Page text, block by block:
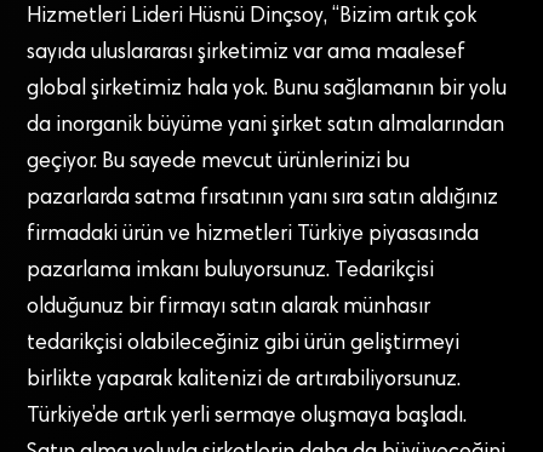
Hizmetleri Lideri Hüsnü Dinçsoy, “Bizim artık çok
sayıda uluslararası şirketimiz var ama maalesef
global şirketimiz hala yok. Bunu sağlamanın bir yolu
da inorganik büyüme yani şirket satın almalarından
geçiyor. Bu sayede mevcut ürünlerinizi bu
pazarlarda satma fırsatının yanı sıra satın aldığınız
firmadaki ürün ve hizmetleri Türkiye piyasasında
pazarlama imkanı buluyorsunuz. Tedarikçisi
olduğunuz bir firmayı satın alarak münhasır
tedarikçisi olabileceğiniz gibi ürün geliştirmeyi
birlikte yaparak kalitenizi de artırabiliyorsunuz.
Türkiye’de artık yerli sermaye oluşmaya başladı.